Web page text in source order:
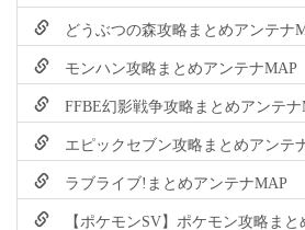
どうぶつの森攻略まとめアンテナ
モンハン攻略まとめアンテナMAP
FFBE幻影戦争攻略まとめアンテナ
エピックセブン攻略まとめアンテ
ラブライブ!まとめアンテナMAP
【ポケモンSV】ポケモン攻略まと